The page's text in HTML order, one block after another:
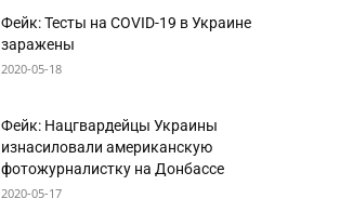
Фейк: Тесты на COVID-19 в Украине
заражены
2020-05-18
Фейк: Нацгвардейцы Украины
изнасиловали американскую
фотожурналистку на Донбассе
2020-05-17